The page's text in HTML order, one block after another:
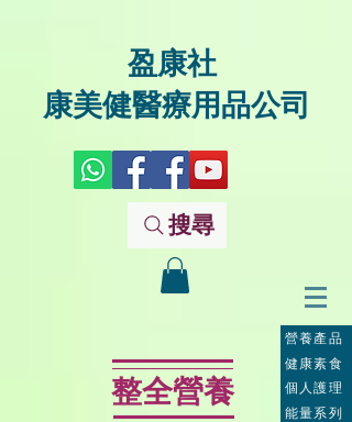
盈康社
康美健醫療用品公司
搜尋
整全營養
營養產品
個人護理
能量系列
健康素食